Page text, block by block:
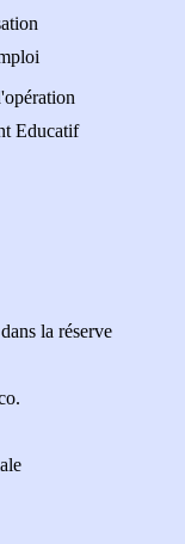
Educatif
la réserve